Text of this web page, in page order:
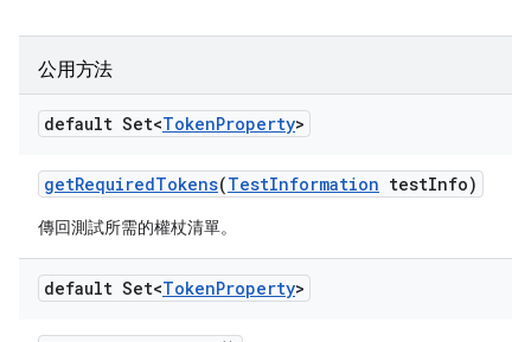
公用方法
default Set<TokenProperty>
getRequiredTokens(TestInformation testInfo)
傳回測試所需的權杖清單。
default Set<TokenProperty>